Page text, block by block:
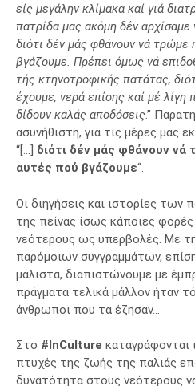
είς μεγάλην κλίμακα καί γιά
πατρίδα μας ακόμη δέν αρχίσαμε
διότι δέν μάς φθάνουν νά τρώμε
βγάζουμε. Πρέπει όμως νά
τής κτηνοτροφικής πατάτας,
έχουμε, νερά επίσης καί μέ λίγη
δίδουν καλάς αποδόσεις.”
ασυνήθιστη, για τις μέρες μας
“[…] διότι δέν μάς φθάνουν νά
αυτές πού βγάζουμε“.
Οι διηγήσεις και ιστορίες των
της πείνας ίσως κάποιες
νεότερους ως υπερβολές. Με
παρόμοιων συγγραμμάτων,
μάλιστα, διαπιστώνουμε με
πράγματα τελικά μάλλον ήταν
άνθρωποι που τα έζησαν…
Στο #InCulture καταγράφονται
πτυχές της ζωής της παλιάς
δυνατότητα στους νεότερους